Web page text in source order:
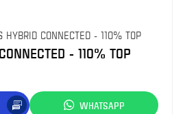
- 110% TOP
WHATSAPP